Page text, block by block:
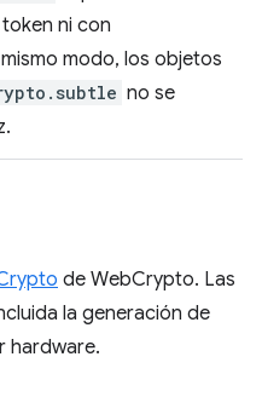
ni con
modo, los objetos
no se
de WebCrypto. Las
la generación de
hardware.